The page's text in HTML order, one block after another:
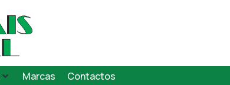
Marcas Contactos